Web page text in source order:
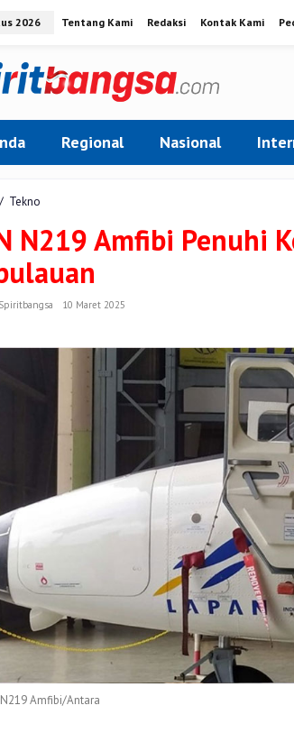
2026 Tentang Kami Redaksi Kontak Kami
Regional Nasional
/ Tekno
Amfibi
Penuhi
Kebutuhan
Negara
Kepulauan
N219 Amfibi Penuhi
10 Maret 2025
N219 Amfibi/Antara